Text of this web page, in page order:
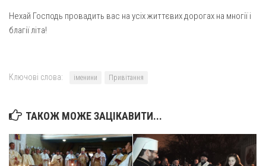
Свято-Юріївська парафія (м. Полтава)
Введення у храм Пресвятої Богородиці (с. Дашківка)
Вознесіння Господнього (м. Кобеляки)
Пророка Іллі (смт. Білики)
Різдва Пресвятої Богородиці (с. Вільховатка)
Нехай Господь провадить вас на усіх життєвих дорогах на многії і
благії літа!
Ключові слова: іменини Привітання
ТАКОЖ МОЖЕ ЗАЦІКАВИТИ...